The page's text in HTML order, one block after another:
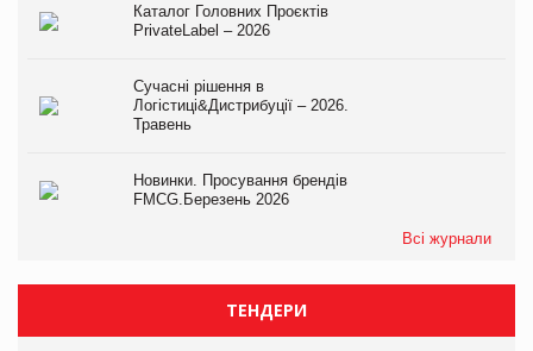
Каталог Головних Проєктів
PrivateLabel – 2026
Сучасні рішення в
Логістиці&Дистрибуції – 2026.
Травень
Новинки. Просування брендів
FMCG.Березень 2026
Всі журнали
ТЕНДЕРИ